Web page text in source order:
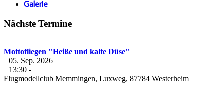
Galerie
Nächste Termine
Mottofliegen "Heiße und kalte Düse"
05. Sep. 2026
13:30 -
Flugmodellclub Memmingen, Luxweg, 87784 Westerheim